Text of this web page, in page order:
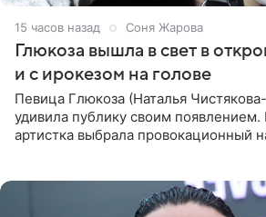
15 часов назад Соня Жарова
Глюкоза вышла в свет в
и с ирокезом на голове
Певица Глюкоза (Наталья
удивила публику своим появлением.
артистка выбрала провокационный